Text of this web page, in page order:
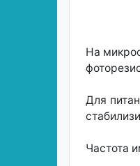
На
Для
Частота